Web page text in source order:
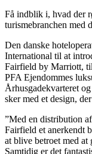
Få indblik i, hvad der
turismebranchen med
Den danske
International til at
Fairfield by Marriott,
PFA Ejendommes
Århusgadekvarteret
sker med et design,
”Med en distribution
Fairfield et anerkendt
at blive betroet med at
Samtidig er det